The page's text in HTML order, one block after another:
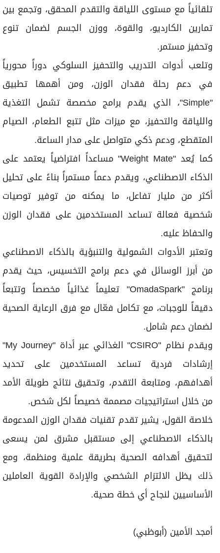
تلقائياً مع مستوى اللياقة والتقدم المحقق، وتجمع بين
تمارين الكارديو، والقوة، ووزن الجسم لضمان تنوع
وتحفيز مستمر.
وتلعب أدوات التدريب والتحفيز السلوكي دوراً محورياً
في دعم رحلة فقدان الوزن، ومن أهمها تطبيق
"Simple"، الذي يقدم برامج مخصصة تشمل التغذية
واللياقة والتحفيز، مع ميزات مثل تتبع الطعام، الصيام
المتقطع، ودعم ذكي متواصل على مدار الساعة.
كما يُعد "Weight Mate" مساعداً افتراضياً يعتمد على
الذكاء الاصطناعي، ويقدم دعماً مستمراً بناءً على تحليل
أكثر من مليار تفاعل، ما يمكنه من توفير توصيات
شخصية فعالة تساعد المستخدمين على فقدان الوزن
والحفاظ عليه.
وتعتبر الأدوات الشمولية والتنبؤية بالذكاء الاصطناعي
من أبرز الوسائل في دعم برامج التخسيس، حيث يقدم
برنامج "OmadaSpark" تعليماً غذائياً مخصصاً وتتبعاً
دقيقاً للوجبات، مع تكامل فعّال مع فرق الرعاية الصحية
لضمان دعم شامل.
ويقدم نظام "CSIRO" الغذائي عبر أداة "My Journey"
إرشادات فردية تساعد المستخدمين على تحديد
أهدافهم، ومتابعة التقدم، وتحقيق نتائج طويلة الأمد
من خلال استراتيجيات مصممة خصيصاً لكل شخص.
خلاصة القول، يشير تقدم تقنيات فقدان الوزن المدعومة
بالذكاء الاصطناعي إلى مستقبل مشرق لمن يسعى
لتحقيق أهدافه الصحية بطريقة علمية ومنظمة، ومع
ذلك يظل الالتزام الشخصي والإرادة القوية العاملين
الأساسيين لنجاح أي خطة صحية.
أمجد الأمين (أبوظبي)